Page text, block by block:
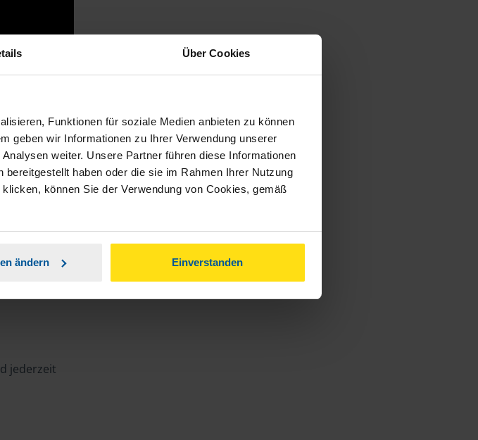
Über Cookies
Funktionen für soziale Medien anbieten zu können
geben wir Informationen zu Ihrer Verwendung unserer
weiter. Unsere Partner führen diese Informationen
haben oder die sie im Rahmen Ihrer Nutzung
können Sie der Verwendung von Cookies, gemäß
ändern Einverstanden
jederzeit